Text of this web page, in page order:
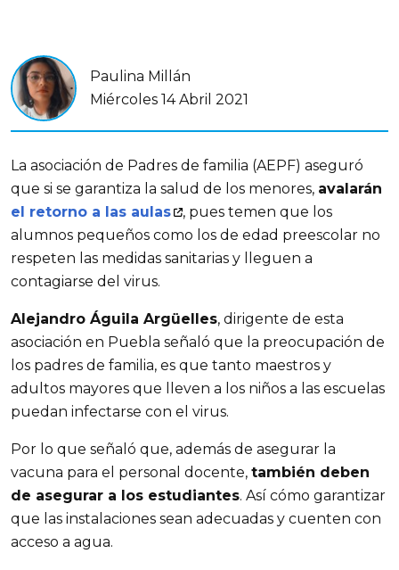
Paulina Millán
Miércoles 14 Abril 2021
La asociación de Padres de familia (AEPF) aseguró
que si se garantiza la salud de los menores, avalarán
el retorno a las aulas
, pues temen que los
alumnos pequeños como los de edad preescolar no
respeten las medidas sanitarias y lleguen a
contagiarse del virus.
Alejandro Águila Argüelles, dirigente de esta
asociación en Puebla señaló que la preocupación de
los padres de familia, es que tanto maestros y
adultos mayores que lleven a los niños a las escuelas
puedan infectarse con el virus.
Por lo que señaló que, además de asegurar la
vacuna para el personal docente, también deben
de asegurar a los estudiantes. Así cómo garantizar
que las instalaciones sean adecuadas y cuenten con
acceso a agua.